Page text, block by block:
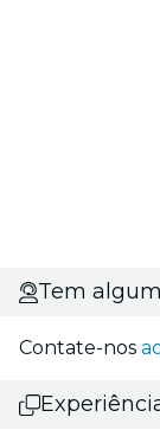
Tem
Contate-nos